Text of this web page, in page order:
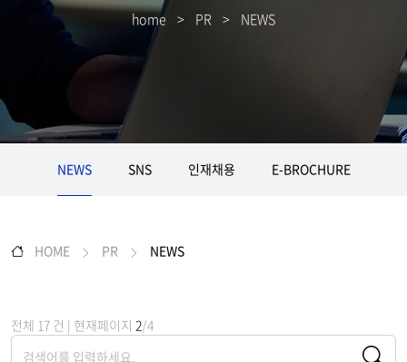
home > PR > NEWS
NEWS SNS 인재채용 E-BROCHURE
HOME PR NEWS
전체 17 건 | 현재페이지 2/4